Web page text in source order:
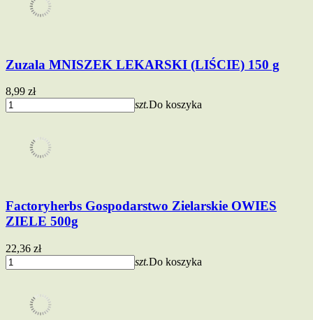
Zuzala MNISZEK LEKARSKI (LIŚCIE) 150 g
8,99 zł
szt.Do koszyka
Factoryherbs Gospodarstwo Zielarskie OWIES
ZIELE 500g
22,36 zł
szt.Do koszyka